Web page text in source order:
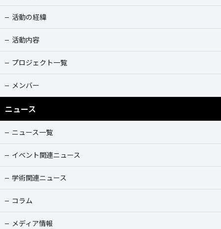
活動の経緯
活動内容
プロジェクト一覧
メンバー
ニュース
ニュース一覧
イベント関連ニュース
学術関連ニュース
コラム
メディア情報